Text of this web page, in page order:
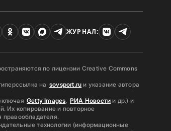
ЖУРНАЛ:
по лицензии Creative Commons
на sovsport.ru и указание автора
Getty Images, РИА Новости и др.) и
Их копирование и повторное
правообладателя.
технологии (информационные